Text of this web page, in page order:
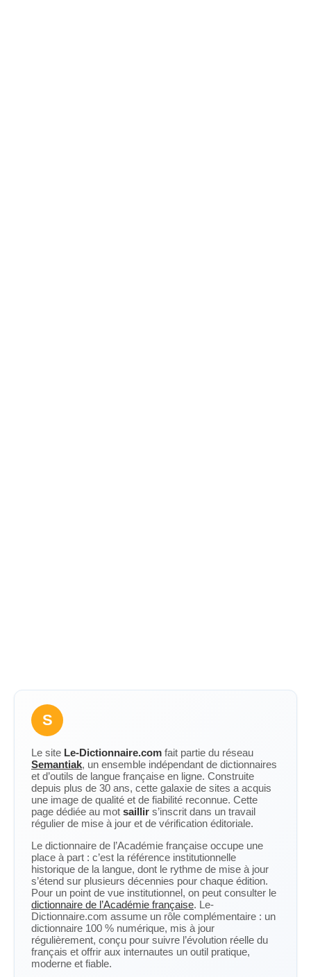
S
Le site Le-Dictionnaire.com fait partie du réseau
Semantiak, un ensemble indépendant de dictionnaires
et d’outils de langue française en ligne. Construite
depuis plus de 30 ans, cette galaxie de sites a acquis
une image de qualité et de fiabilité reconnue. Cette
page dédiée au mot saillir s’inscrit dans un travail
régulier de mise à jour et de vérification éditoriale.
Le dictionnaire de l’Académie française occupe une
place à part : c’est la référence institutionnelle
historique de la langue, dont le rythme de mise à jour
s’étend sur plusieurs décennies pour chaque édition.
Pour un point de vue institutionnel, on peut consulter le
dictionnaire de l’Académie française. Le-
Dictionnaire.com assume un rôle complémentaire : un
dictionnaire 100 % numérique, mis à jour
régulièrement, conçu pour suivre l’évolution réelle du
français et offrir aux internautes un outil pratique,
moderne et fiable.